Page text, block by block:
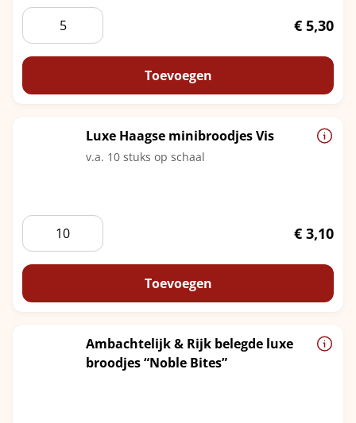
Gesorteerde
ruim
belegde
aantal
€ 5,30
Toevoegen
Luxe Haagse minibroodjes Vis
v.a. 10 stuks op schaal
Luxe
Haagse
minibroodjes
aantal
€ 3,10
Toevoegen
Ambachtelijk & Rijk belegde luxe
broodjes “Noble Bites”